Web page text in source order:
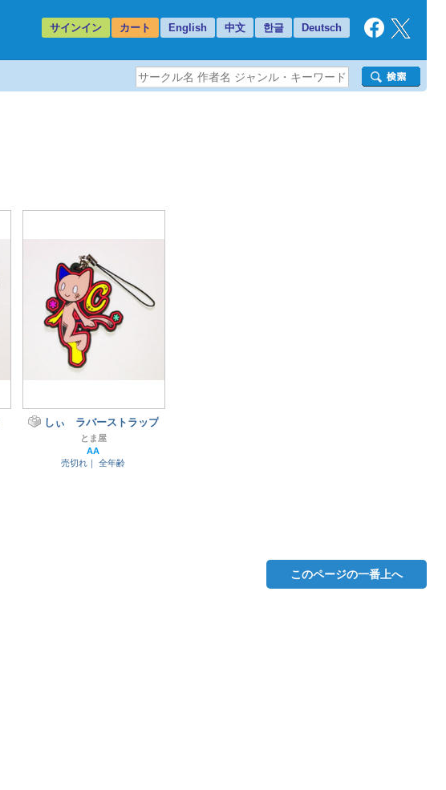
サインイン カート English 中文 한글 Deutsch
しぃ ラバーストラップ
とま屋
AA
売切れ｜
全年齢
このページの一番上へ